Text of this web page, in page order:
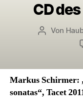
CD
Von
Markus Schirmer:
sonatas“, Tacet